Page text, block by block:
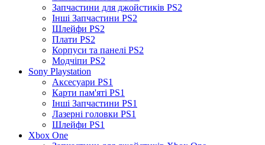
Запчастини для джойстиків PS2
Інші Запчастини PS2
Шлейфи PS2
Плати PS2
Корпуси та панелі PS2
Модчіпи PS2
Sony Playstation
Аксесуари PS1
Карти пам'яті PS1
Інші Запчастини PS1
Лазерні головки PS1
Шлейфи PS1
Xbox One